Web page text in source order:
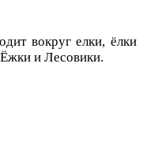
вокруг елки, ёлки
и Лесовики.